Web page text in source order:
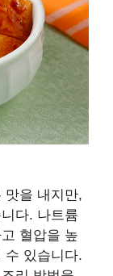
맛을 내지만,
다. 나트륨
혈압을 높
수 있습니다.